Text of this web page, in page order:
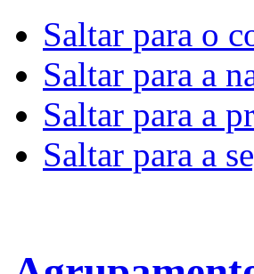
Saltar para o
Saltar para a
Saltar para a
Saltar para a